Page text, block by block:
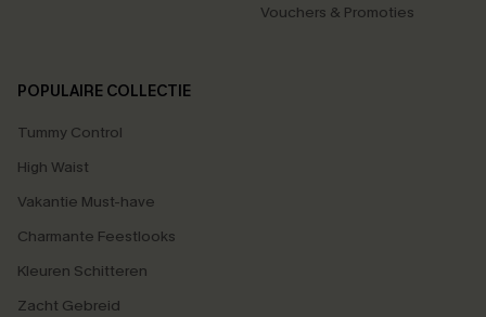
Vouchers & Promoties
POPULAIRE COLLECTIE
Tummy Control
High Waist
Vakantie Must-have
Charmante Feestlooks
Kleuren Schitteren
Zacht Gebreid